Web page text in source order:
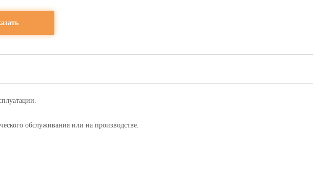
обслуживания или на производстве.